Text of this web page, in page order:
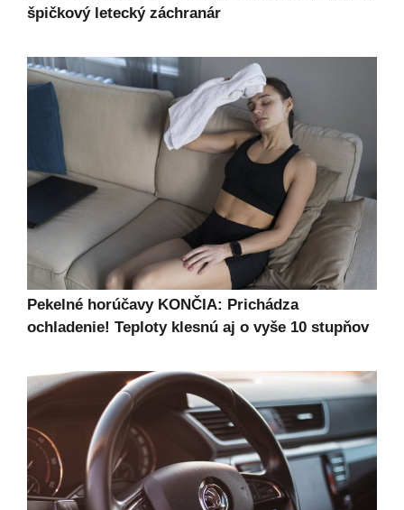
špičkový letecký záchranár
Pekelné horúčavy KONČIA: Prichádza
ochladenie! Teploty klesnú aj o vyše 10 stupňov